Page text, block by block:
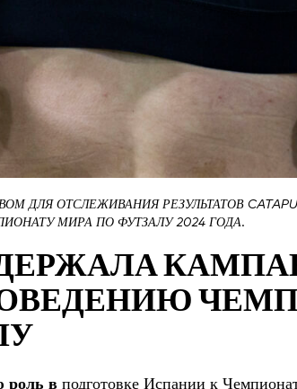
ДЛЯ ОТСЛЕЖИВАНИЯ РЕЗУЛЬТАТОВ
МИРА ПО ФУТЗАЛУ 2024 ГОДА.
роль в подготовке Испании к